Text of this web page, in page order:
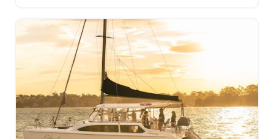
後航程。船上空間寬敞，人和狗狗都能盡情舒展身心…